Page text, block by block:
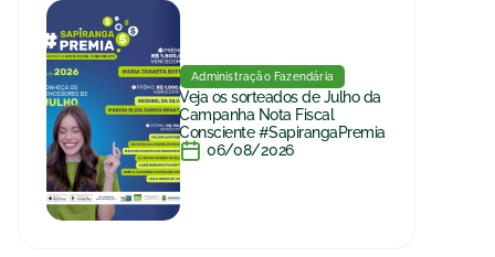
Administração Fazendária
Veja os sorteados de Julho da
Campanha Nota Fiscal
Consciente #SapirangaPremia
06/08/2026